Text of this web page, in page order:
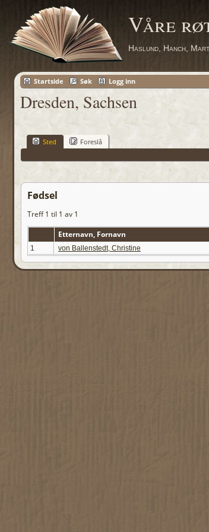
Våre
Haslund, Hanch,
Startside Søk Logg inn
Dresden, Sachsen
Sted Foreslå
Fødsel
Treff 1 til 1 av 1
Etternavn, Fornavn
1 von Ballenstedt, Christine